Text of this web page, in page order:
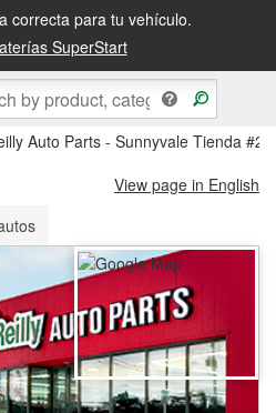
correcta para tu vehículo.
SuperStart
siguiente o recógela en la tienda
Auto Parts - Sunnyvale Tienda
View page in English